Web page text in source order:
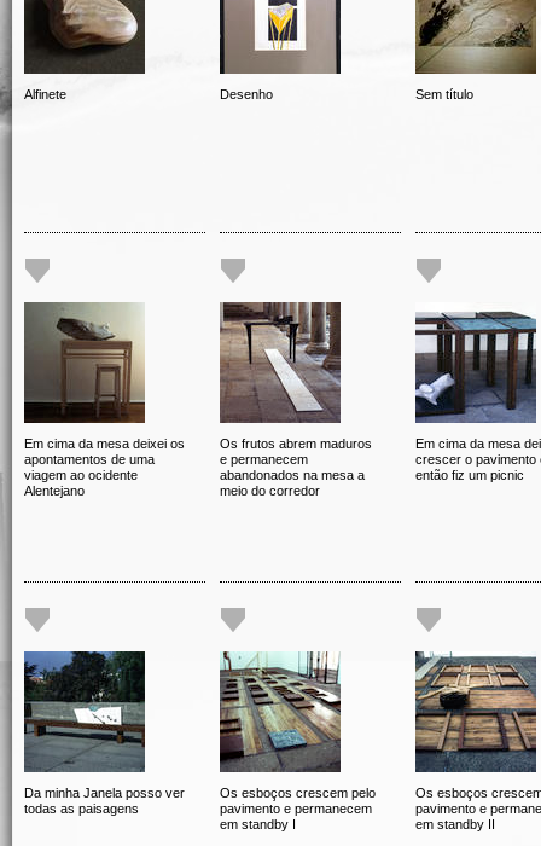
Alfinete Desenho Sem título
Em cima da mesa deixei os
apontamentos de uma
viagem ao ocidente
Alentejano
Os frutos abrem maduros
e permanecem
abandonados na mesa a
meio do corredor
Em cima da mesa
crescer o pavimento
então fiz um picnic
Da minha Janela posso ver
todas as paisagens
Os esboços crescem pelo
pavimento e permanecem
em standby I
Os esboços
pavimento e
em standby II